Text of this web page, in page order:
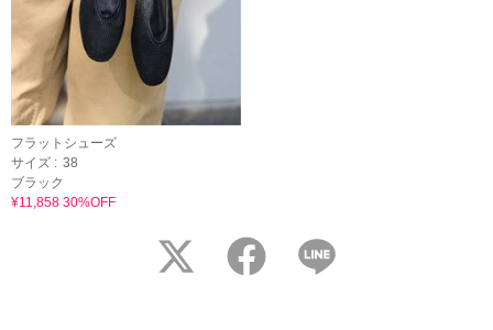
フラットシューズ
サイズ : 38
ブラック
¥11,858 30%OFF
twitter facebook